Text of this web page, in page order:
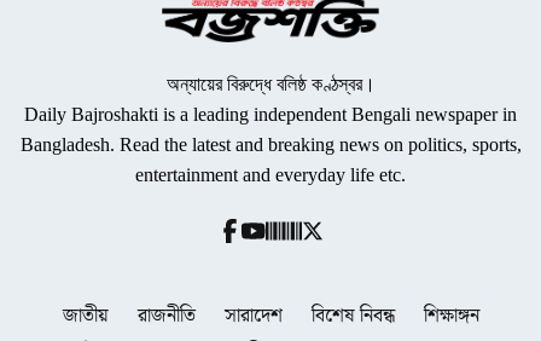
অন্যায়ের বিরুদ্ধে বলিষ্ঠ কণ্ঠস্বর।
Daily Bajroshakti is a leading independent Bengali newspaper in
Bangladesh. Read the latest and breaking news on politics, sports,
entertainment and everyday life etc.
জাতীয় রাজনীতি সারাদেশ বিশেষ নিবন্ধ
শিক্ষাঙ্গন